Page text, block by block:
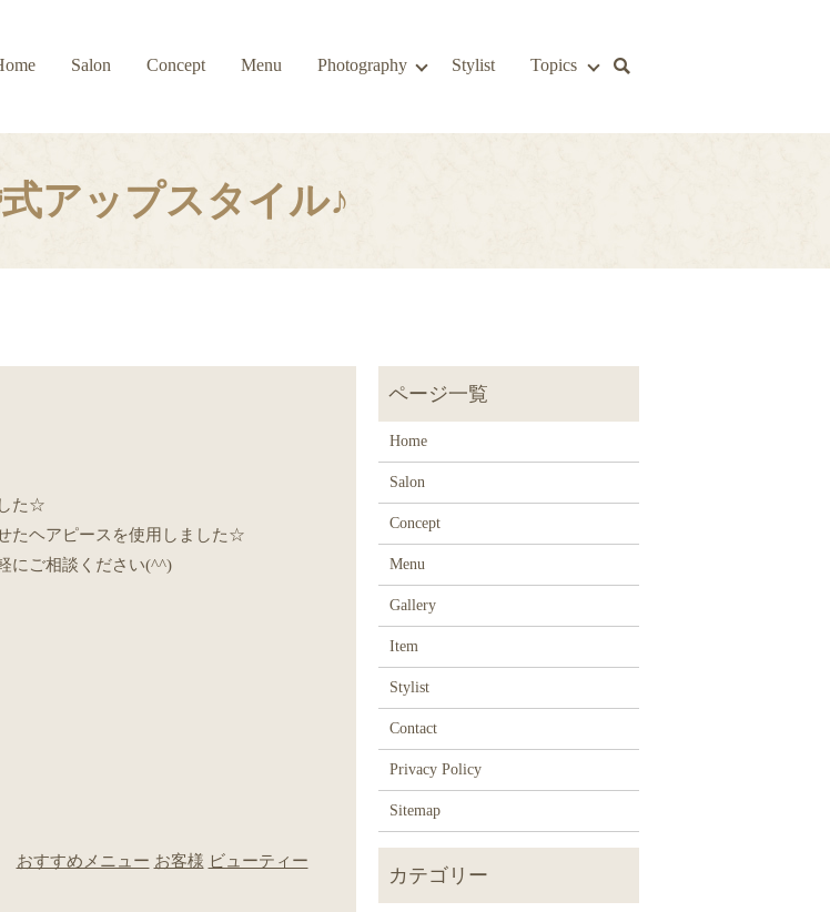
Salon Concept Menu Photography Stylist Topics
アップスタイル♪
た☆
たヘアピースを使用しました☆
にご相談ください(^^)
おすすめメニュー お客様 ビューティー
Home
Salon
Concept
Menu
Gallery
Item
Stylist
Contact
Privacy Policy
Sitemap